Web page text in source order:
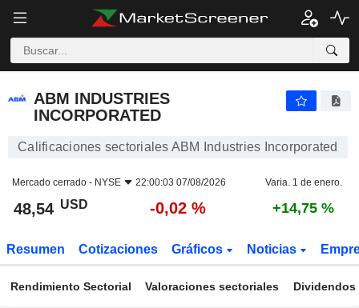
ABM INDUSTRIES
INCORPORATED
Calificaciones sectoriales ABM Industries Incorporated
Mercado cerrado - NYSE 22:00:03 07/08/2026 Varia. 1 de enero.
48,54 USD -0,02 % +14,75 %
Resumen Cotizaciones Gráficos Noticias
Rendimiento Sectorial Valoraciones sectoriales